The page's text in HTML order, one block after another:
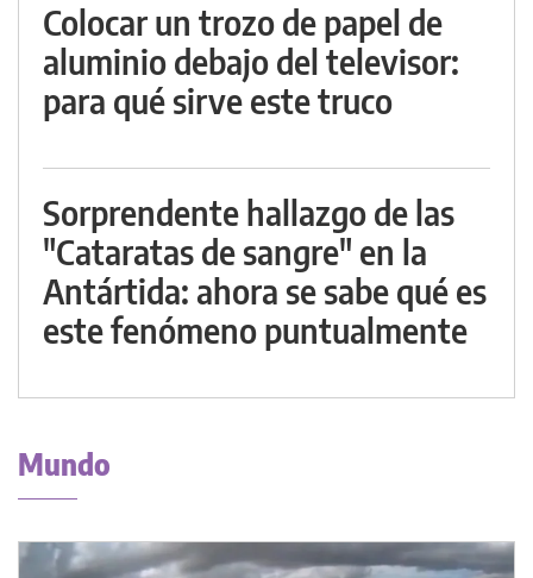
Colocar un trozo de papel de
aluminio debajo del televisor:
para qué sirve este truco
Sorprendente hallazgo de las
"Cataratas de sangre" en la
Antártida: ahora se sabe qué es
este fenómeno puntualmente
Mundo